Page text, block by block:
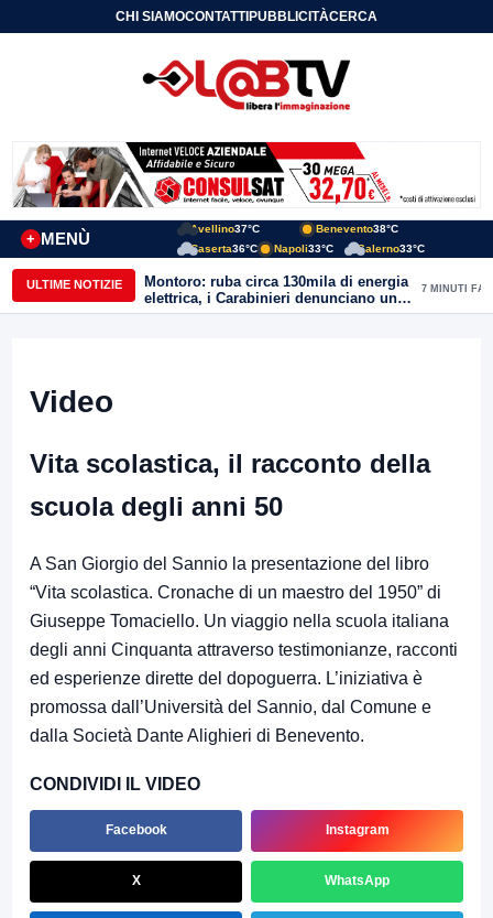
CHI SIAMOCONTATTIPUBBLICITÀCERCA
MENÙ
+
Avellino37°C Benevento38°C
Caserta36°C Napoli33°C Salerno33°C
ULTIME NOTIZIE
Montoro: ruba circa 130mila di energia
elettrica, i Carabinieri denunciano un
65enne
7 MINUTI FA
Video
Vita scolastica, il racconto della
scuola degli anni 50
A San Giorgio del Sannio la presentazione del libro
“Vita scolastica. Cronache di un maestro del 1950” di
Giuseppe Tomaciello. Un viaggio nella scuola italiana
degli anni Cinquanta attraverso testimonianze, racconti
ed esperienze dirette del dopoguerra. L’iniziativa è
promossa dall’Università del Sannio, dal Comune e
dalla Società Dante Alighieri di Benevento.
CONDIVIDI IL VIDEO
Facebook Instagram
X WhatsApp